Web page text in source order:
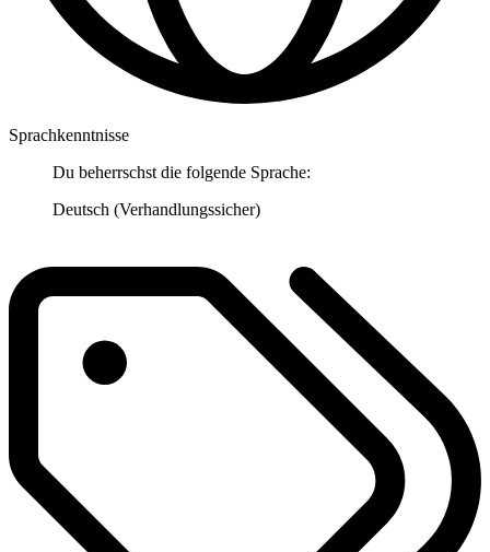
Sprachkenntnisse
Du beherrschst die folgende Sprache:
Deutsch (Verhandlungssicher)